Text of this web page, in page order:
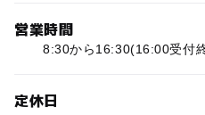
営業時間
8:30から16:30(16:00受付
定休日